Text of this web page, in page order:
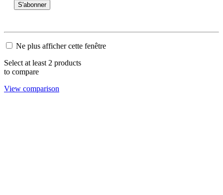
Ne plus afficher cette fenêtre
Select at least 2 products
to compare
View comparison